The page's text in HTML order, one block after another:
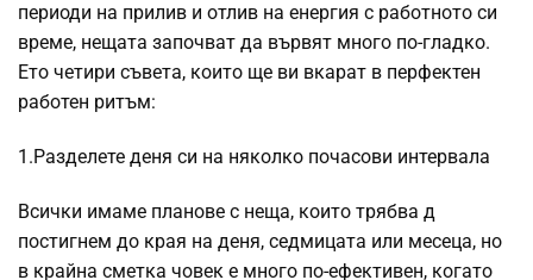
периоди на прилив и отлив на енергия с работното си
време, нещата започват да вървят много по-гладко.
Ето четири съвета, които ще ви вкарат в перфектен
работен ритъм:
1.Разделете деня си на няколко почасови интервала
Всички имаме планове с неща, които трябва д
постигнем до края на деня, седмицата или месеца, но
в крайна сметка човек е много по-ефективен, когато